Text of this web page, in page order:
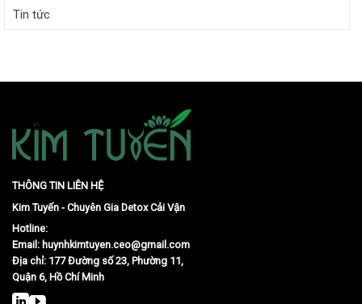
Tin tức
THÔNG TIN LIÊN HỆ
Kim Tuyến - Chuyên Gia Detox Cải Vận
Hotline:
Email: huynhkimtuyen.ceo@gmail.com
Địa chỉ: 177 Đường số 23, Phường 11,
Quận 6, Hồ Chí Minh